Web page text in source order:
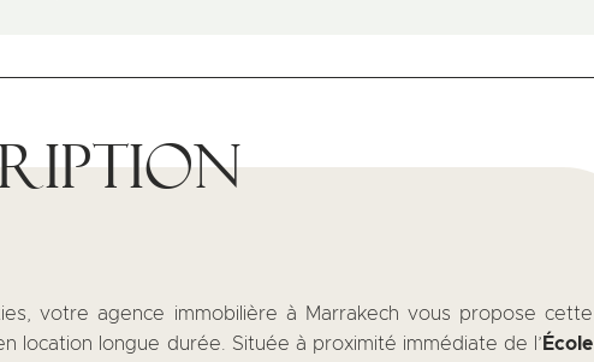
votre agence immobilière à Marrakech vous propose cette
location longue durée. Située à proximité immédiate de l’ École